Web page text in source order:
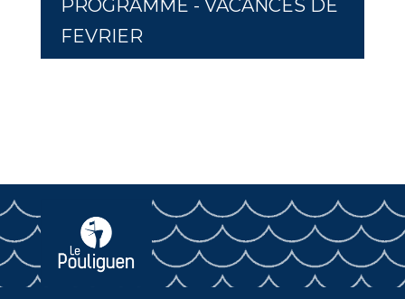
PROGRAMME - VACANCES DE
FEVRIER